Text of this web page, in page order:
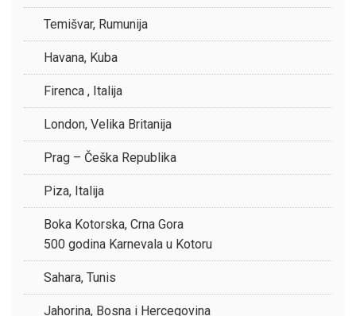
Temišvar, Rumunija
Havana, Kuba
Firenca , Italija
London, Velika Britanija
Prag – Češka Republika
Piza, Italija
Boka Kotorska, Crna Gora
500 godina Karnevala u Kotoru
Sahara, Tunis
Jahorina, Bosna i Hercegovina